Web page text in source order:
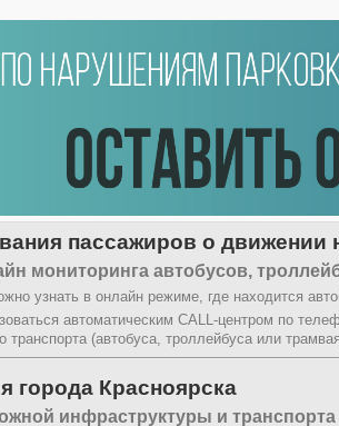
пассажиров о движении
мониторинга автобусов,
узнать в онлайн режиме, где находится
автоматическим CALL-центром по
транспорта (автобуса, троллейбуса или
города Красноярска
инфраструктуры и транспорта